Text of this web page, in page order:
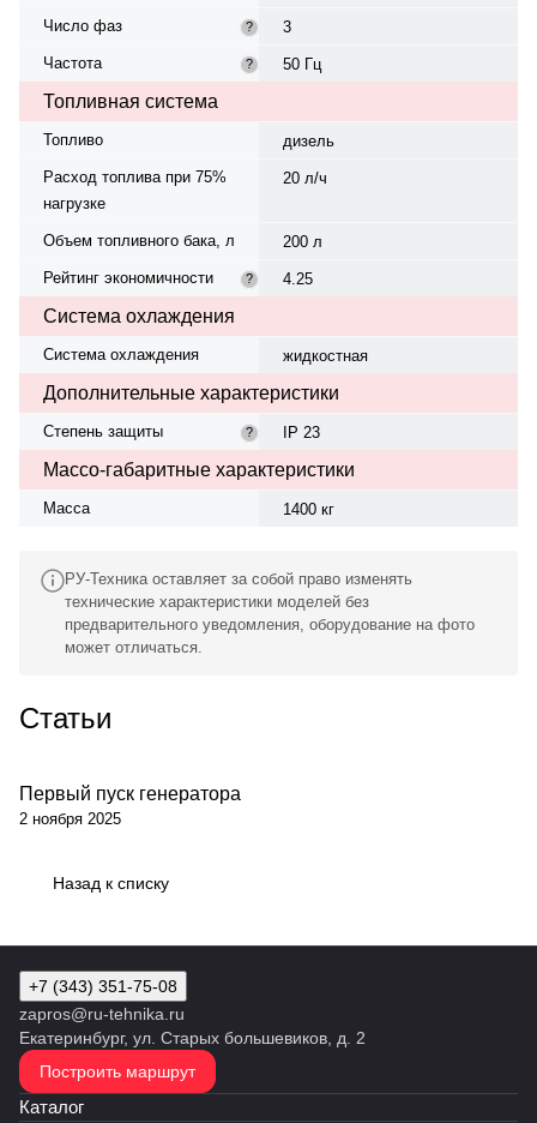
Число фаз
?
3
Частота
? 50 Гц
Топливная система
Топливо
дизель
Расход топлива при 75%
нагрузке
20 л/ч
Объем топливного бака, л
200 л
Рейтинг экономичности
? 4.25
Система охлаждения
Система охлаждения жидкостная
Дополнительные характеристики
Степень защиты ? IP 23
Массо-габаритные характеристики
Масса 1400 кг
РУ-Техника оставляет за собой право изменять
технические характеристики моделей без
предварительного уведомления, оборудование на фото
может отличаться.
Статьи
Обсуживание
Первый пуск генератора
2 ноября 2025
Назад к списку
+7 (343) 351-75-08
zapros@ru-tehnika.ru
Екатеринбург, ул. Старых большевиков, д. 2
Построить маршрут
Каталог